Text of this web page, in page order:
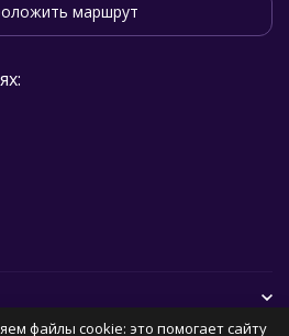
маршрут
файлы cookie: это помогает сайту